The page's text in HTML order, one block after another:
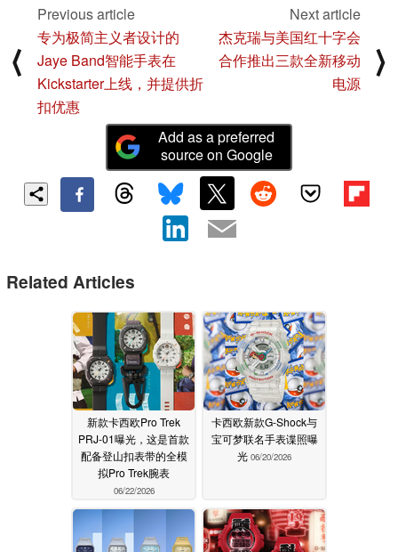
⟨
Previous article
专为极简主义者设计的
Jaye Band智能手表在
Kickstarter上线，并提供折
扣优惠
Next article
杰克瑞与美国红十字会
合作推出三款全新移动
电源
⟩
Add as a preferred
source on Google
Related Articles
新款卡西欧Pro Trek
PRJ-01曝光，这是首款
配备登山扣表带的全模
拟Pro Trek腕表
06/22/2026
卡西欧新款G-Shock与
宝可梦联名手表谍照曝
光 06/20/2026